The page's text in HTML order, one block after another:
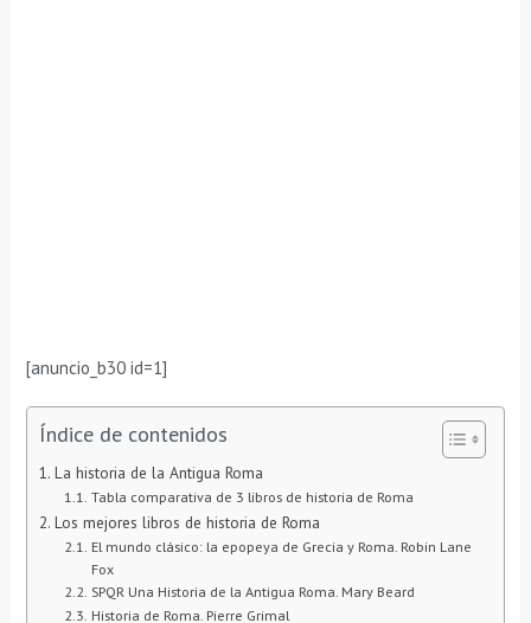
[anuncio_b30 id=1]
Índice de contenidos
La historia de la Antigua Roma
Tabla comparativa de 3 libros de historia de Roma
Los mejores libros de historia de Roma
El mundo clásico: la epopeya de Grecia y Roma. Robin Lane
Fox
SPQR Una Historia de la Antigua Roma. Mary Beard
Historia de Roma. Pierre Grimal